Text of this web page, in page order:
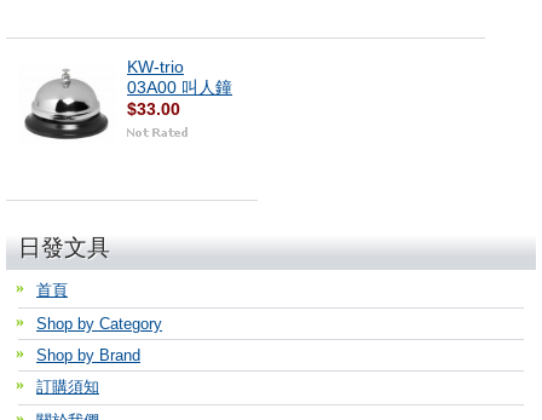
KW-trio
03A00 叫人鐘
$33.00
日發文具
首頁
Shop by Category
Shop by Brand
訂購須知